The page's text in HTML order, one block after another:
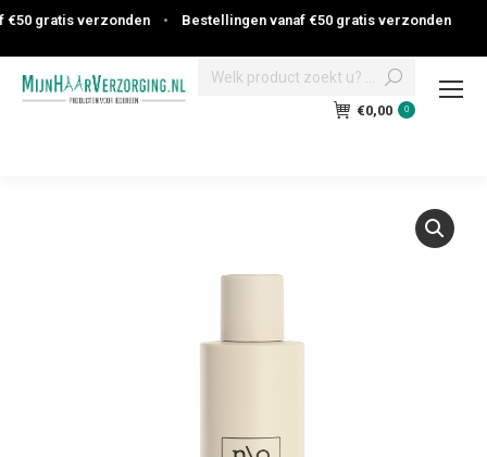
gratis verzonden • Bestellingen vanaf €50 gratis verzonden
Search:
€0,00 0